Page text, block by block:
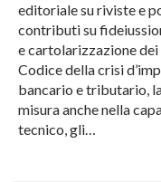
editoriale su riviste e
contributi su
e cartolarizzazione
Codice della crisi
bancario e tributario,
misura anche nella
tecnico, gli…